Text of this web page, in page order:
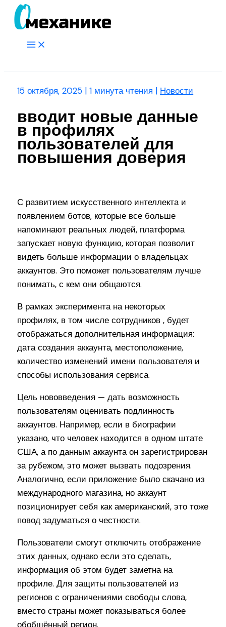
Перейти
Main
15 октября, 2025 |1 минута чтения | Новости
вводит новые данные
в профилях
пользователей для
повышения доверия
С развитием искусственного интеллекта и
появлением ботов, которые все больше
напоминают реальных людей, платформа
запускает новую функцию, которая позволит
видеть больше информации о владельцах
аккаунтов. Это поможет пользователям лучше
понимать, с кем они общаются.
В рамках эксперимента на некоторых
профилях, в том числе сотрудников , будет
отображаться дополнительная информация:
дата создания аккаунта, местоположение,
количество изменений имени пользователя и
способы использования сервиса.
Цель нововведения — дать возможность
пользователям оценивать подлинность
аккаунтов. Например, если в биографии
указано, что человек находится в одном штате
США, а по данным аккаунта он зарегистрирован
за рубежом, это может вызвать подозрения.
Аналогично, если приложение было скачано из
международного магазина, но аккаунт
позиционирует себя как американский, это тоже
повод задуматься о честности.
Пользователи смогут отключить отображение
этих данных, однако если это сделать,
информация об этом будет заметна на
профиле. Для защиты пользователей из
регионов с ограничениями свободы слова,
вместо страны может показываться более
обобщённый регион.